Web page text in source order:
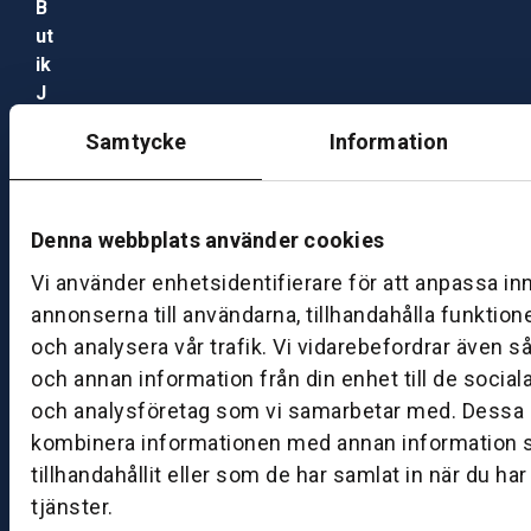
Samtycke Information
Denna webbplats använder cookies
Vi använder enhetsidentifierare för att anpassa
annonserna till användarna, tillhandahålla
och analysera vår trafik. Vi vidarebefordrar även
och annan information från din enhet till de
och analysföretag som vi samarbetar med. Dessa
kombinera informationen med annan information
tillhandahållit eller som de har samlat in när du
tjänster.
B
ut
ik
J
k
pi
g
K
u
n
d
c
nt